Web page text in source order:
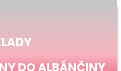
DO ALBÁNČINY